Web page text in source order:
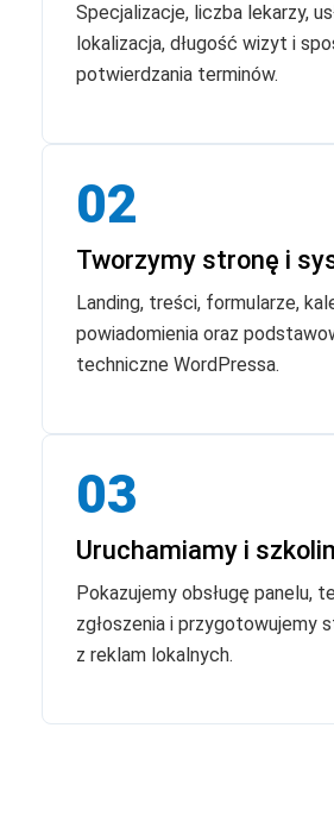
Specjalizacje, liczba lekarzy,
lokalizacja, długość wizyt i
potwierdzania terminów.
02
Tworzymy stronę i
Landing, treści, formularze,
powiadomienia oraz
techniczne WordPressa.
03
Uruchamiamy i
Pokazujemy obsługę panelu,
zgłoszenia i przygotowujemy
z reklam lokalnych.